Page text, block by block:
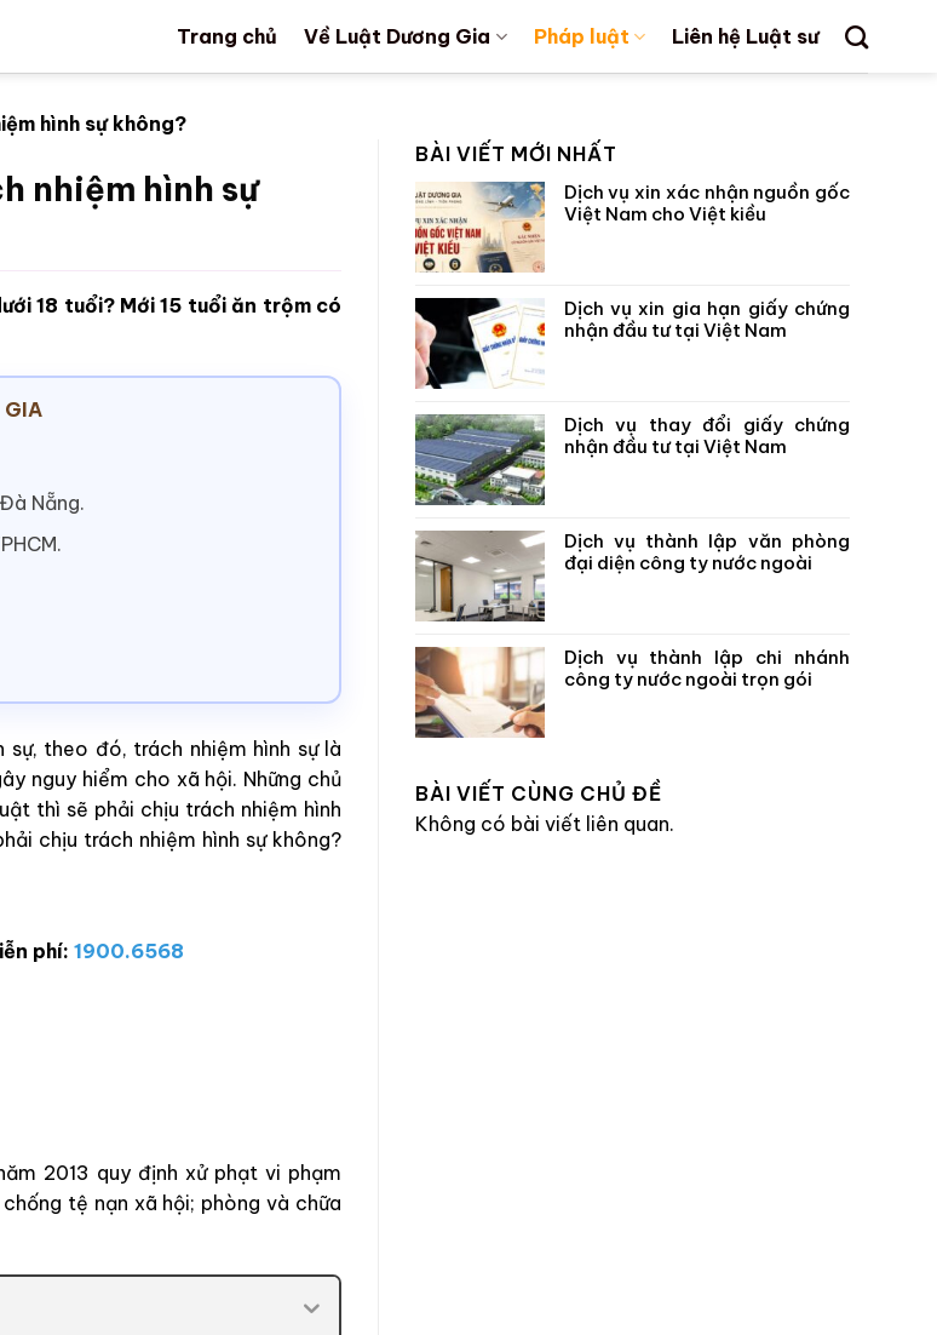
Trang chủ Về Luật Dương Gia Pháp luật Liên hệ Luật sư
hình sự không?
nhiệm hình sự
18 tuổi? Mới 15 tuổi ăn trộm có
GIA
Nẵng.
sự, theo đó, trách nhiệm hình sự là
nguy hiểm cho xã hội. Những chủ
thì sẽ phải chịu trách nhiệm hình
chịu trách nhiệm hình sự không?
phí: 1900.6568
2013 quy định xử phạt vi phạm
tệ nạn xã hội; phòng và chữa
BÀI VIẾT MỚI NHẤT
Dịch vụ xin xác nhận nguồn gốc
Việt Nam cho Việt kiều
Dịch vụ xin gia hạn giấy chứng
nhận đầu tư tại Việt Nam
Dịch vụ thay đổi giấy chứng
nhận đầu tư tại Việt Nam
Dịch vụ thành lập văn phòng
đại diện công ty nước ngoài
Dịch vụ thành lập chi nhánh
công ty nước ngoài trọn gói
BÀI VIẾT CÙNG CHỦ ĐỀ
Không có bài viết liên quan.